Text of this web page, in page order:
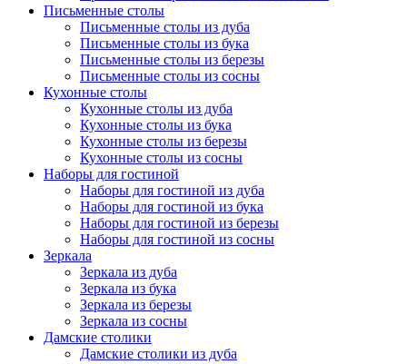
Письменные столы
Письменные столы из дуба
Письменные столы из бука
Письменные столы из березы
Письменные столы из сосны
Кухонные столы
Кухонные столы из дуба
Кухонные столы из бука
Кухонные столы из березы
Кухонные столы из сосны
Наборы для гостиной
Наборы для гостиной из дуба
Наборы для гостиной из бука
Наборы для гостиной из березы
Наборы для гостиной из сосны
Зеркала
Зеркала из дуба
Зеркала из бука
Зеркала из березы
Зеркала из сосны
Дамские столики
Дамские столики из дуба